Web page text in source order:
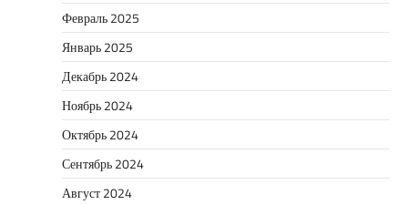
Февраль 2025
Январь 2025
Декабрь 2024
Ноябрь 2024
Октябрь 2024
Сентябрь 2024
Август 2024